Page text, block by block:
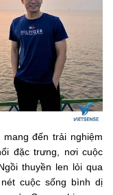
đến trải nghiệm
đặc trưng, nơi cuộc
thuyền len lỏi qua
cuộc sống bình dị